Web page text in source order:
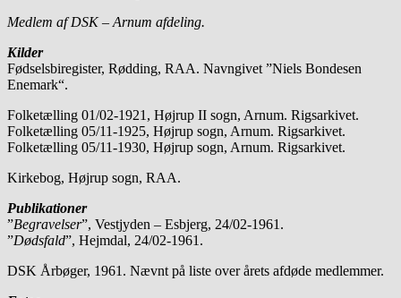
Medlem af DSK – Arnum afdeling.
Kilder
Fødselsbiregister, Rødding, RAA. Navngivet ”Niels Bondesen
Enemark“.
Folketælling 01/02-1921, Højrup II sogn, Arnum. Rigsarkivet.
Folketælling 05/11-1925, Højrup sogn, Arnum. Rigsarkivet.
Folketælling 05/11-1930, Højrup sogn, Arnum. Rigsarkivet.
Kirkebog, Højrup sogn, RAA.
Publikationer
”Begravelser”, Vestjyden – Esbjerg, 24/02-1961.
”Dødsfald”, Hejmdal, 24/02-1961.
DSK Årbøger, 1961. Nævnt på liste over årets afdøde medlemmer.